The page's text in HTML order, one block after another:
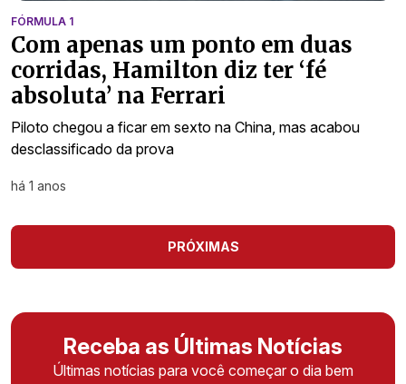
FÓRMULA 1
Com apenas um ponto em duas
corridas, Hamilton diz ter ‘fé
absoluta’ na Ferrari
Piloto chegou a ficar em sexto na China, mas acabou
desclassificado da prova
há 1 anos
PRÓXIMAS
Receba as Últimas Notícias
Últimas notícias para você começar o dia bem